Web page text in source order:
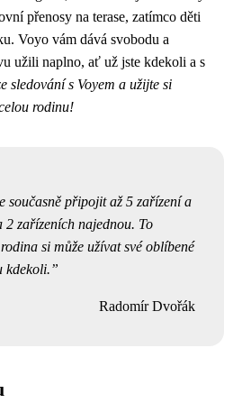
přenosy na terase, zatímco děti
Voyo vám dává svobodu a
užili naplno, ať už jste kdekoli a s
sledování s Voyem a užijte si
rodinu!
současně připojit až 5 zařízení a
2 zařízeních najednou. To
si může užívat své oblíbené
kdekoli.
Radomír Dvořák